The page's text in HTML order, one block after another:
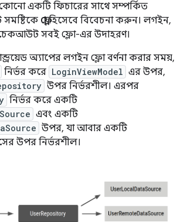
একটি ফিচারের সাথে সম্পর্কিত
ফ্লোহিসেবে বিবেচনা করুন। লগইন,
চেকআউট সবই ফ্লো-এর উদাহরণ।
অ্যাপের লগইন ফ্লো বর্ণনা করার সময়,
নির্ভর করে LoginViewModel এর উপর,
উপর নির্ভরশীল। এরপর
নির্ভর করে একটি
এবং একটি
উপর, যা আবার একটি
উপর নির্ভরশীল।